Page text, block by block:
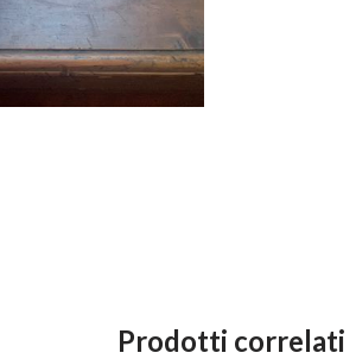
Prodotti correlati